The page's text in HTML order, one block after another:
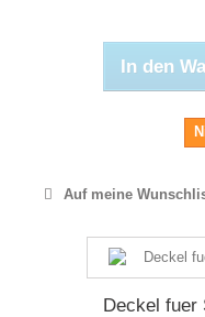
In den
Auf meine
Deckel fuer